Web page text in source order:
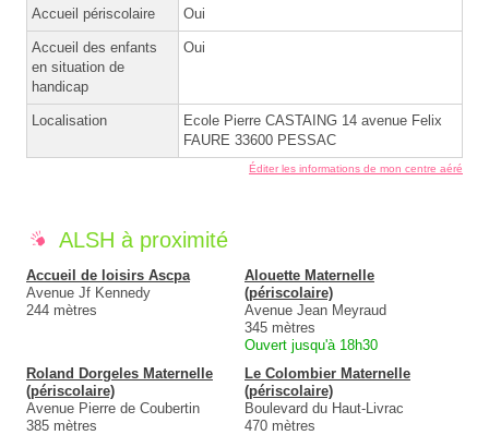
Accueil périscolaire Oui
Accueil des enfants
en situation de
handicap
Oui
Localisation
Ecole Pierre CASTAING 14 avenue Felix
FAURE 33600 PESSAC
Éditer les informations de mon centre aéré
ALSH à proximité
Accueil de loisirs Ascpa
Avenue Jf Kennedy
244 mètres
Alouette Maternelle
(périscolaire)
Avenue Jean Meyraud
345 mètres
Ouvert jusqu'à 18h30
Roland Dorgeles Maternelle
(périscolaire)
Avenue Pierre de Coubertin
385 mètres
Le Colombier Maternelle
(périscolaire)
Boulevard du Haut-Livrac
470 mètres